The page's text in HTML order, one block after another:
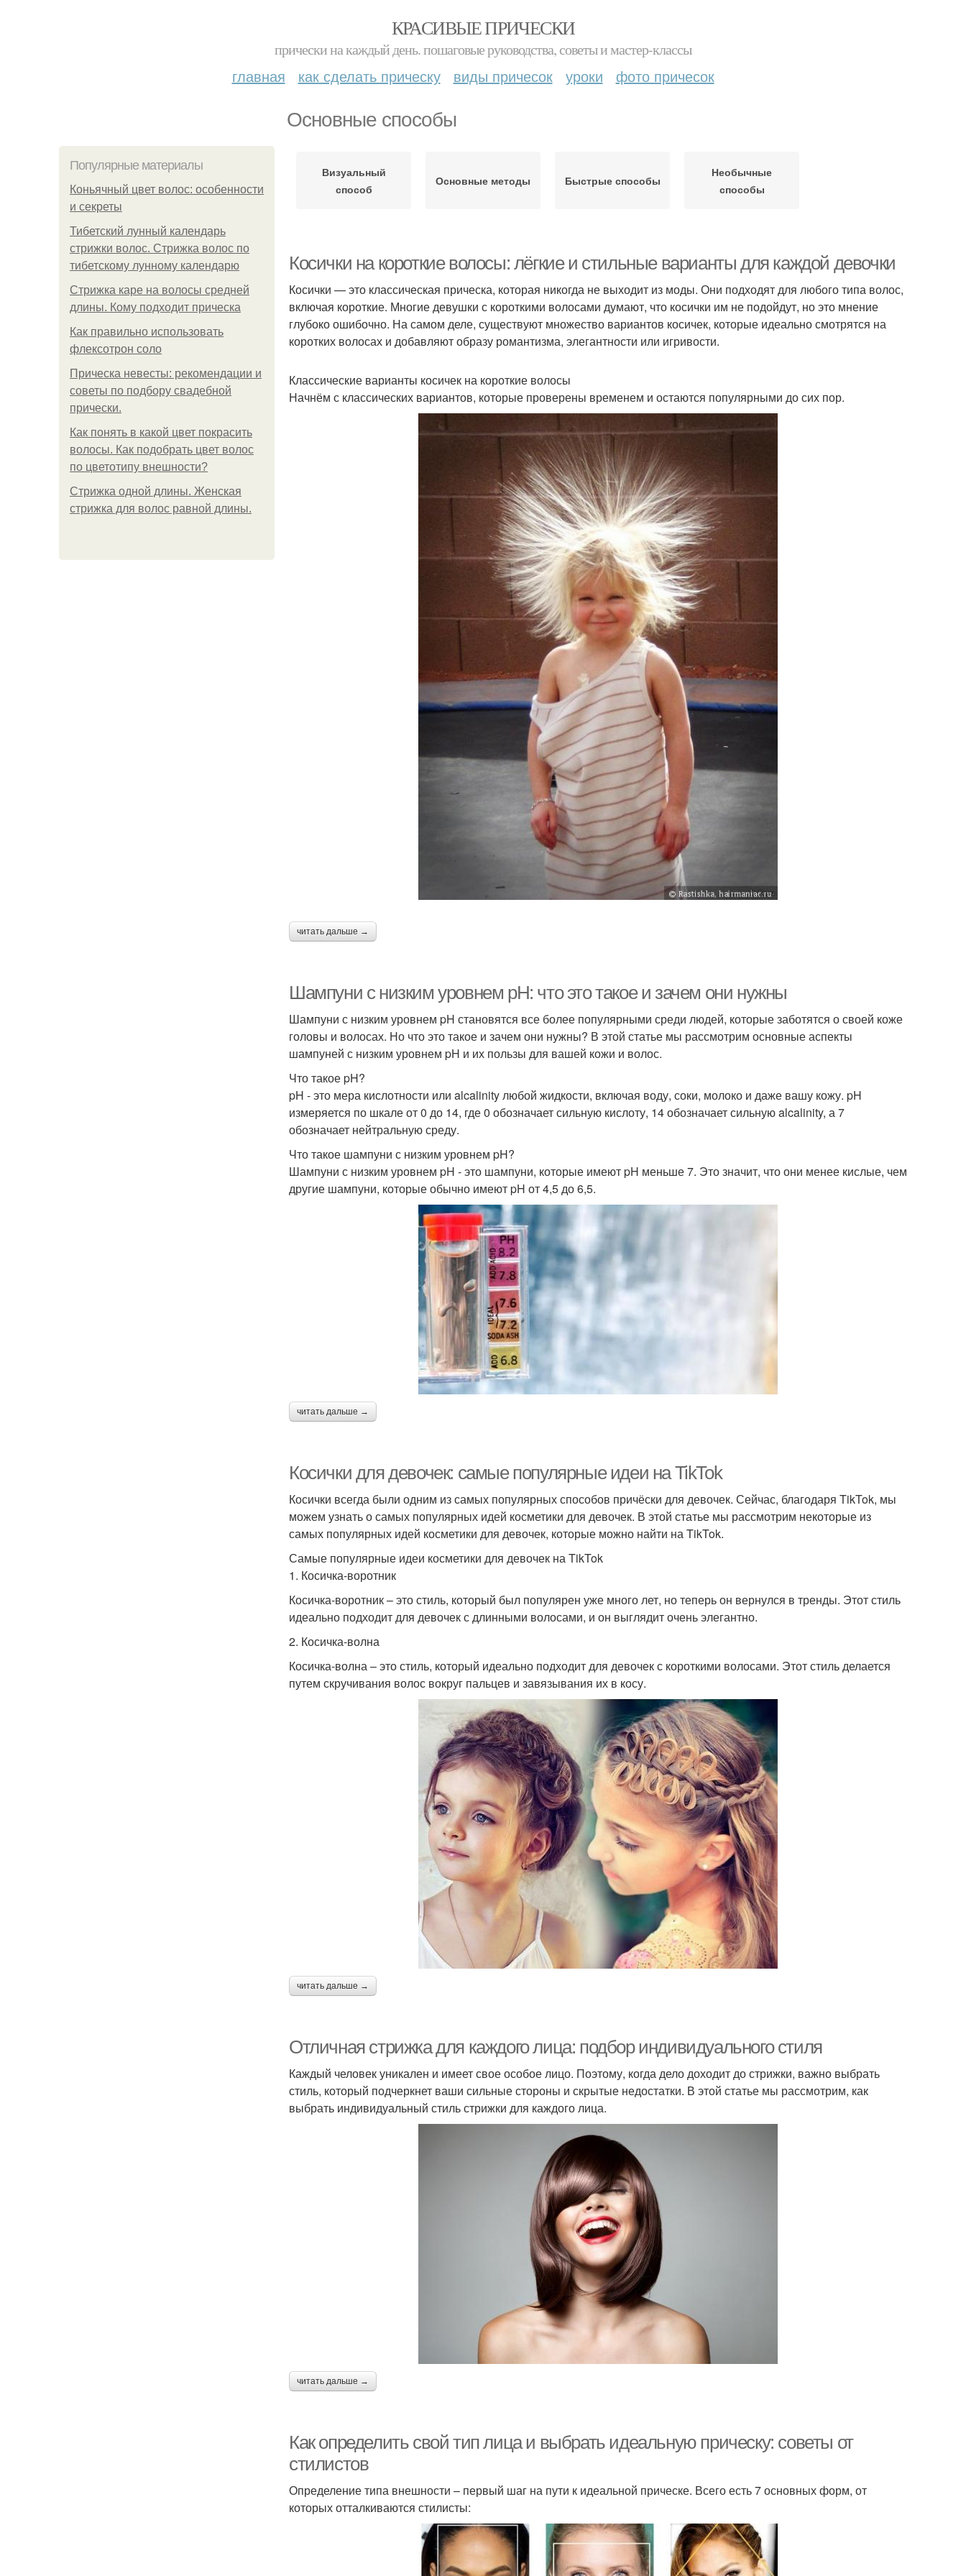
КРАСИВЫЕ ПРИЧЕСКИ
прически на каждый день. пошаговые руководства, советы и мастер-классы
главная как сделать прическу виды причесок уроки фото причесок
Основные способы
Популярные материалы
Коньячный цвет волос: особенности
и секреты
Тибетский лунный календарь
стрижки волос. Стрижка волос по
тибетскому лунному календарю
Стрижка каре на волосы средней
длины. Кому подходит прическа
Как правильно использовать
флексотрон соло
Прическа невесты: рекомендации и
советы по подбору свадебной
прически.
Как понять в какой цвет покрасить
волосы. Как подобрать цвет волос
по цветотипу внешности?
Стрижка одной длины. Женская
стрижка для волос равной длины.
Визуальный
способ
Основные методы Быстрые способы
Необычные
способы
Косички на короткие волосы: лёгкие и стильные варианты для каждой девочки
Косички — это классическая прическа, которая никогда не выходит из моды. Они подходят для любого типа волос,
включая короткие. Многие девушки с короткими волосами думают, что косички им не подойдут, но это мнение
глубоко ошибочно. На самом деле, существуют множество вариантов косичек, которые идеально смотрятся на
коротких волосах и добавляют образу романтизма, элегантности или игривости.
Классические варианты косичек на короткие волосы
Начнём с классических вариантов, которые проверены временем и остаются популярными до сих пор.
читать дальше →
Шампуни с низким уровнем pH: что это такое и зачем они нужны
Шампуни с низким уровнем pH становятся все более популярными среди людей, которые заботятся о своей коже
головы и волосах. Но что это такое и зачем они нужны? В этой статье мы рассмотрим основные аспекты
шампуней с низким уровнем pH и их пользы для вашей кожи и волос.
Что такое pH?
pH - это мера кислотности или alcalinity любой жидкости, включая воду, соки, молоко и даже вашу кожу. pH
измеряется по шкале от 0 до 14, где 0 обозначает сильную кислоту, 14 обозначает сильную alcalinity, а 7
обозначает нейтральную среду.
Что такое шампуни с низким уровнем pH?
Шампуни с низким уровнем pH - это шампуни, которые имеют pH меньше 7. Это значит, что они менее кислые, чем
другие шампуни, которые обычно имеют pH от 4,5 до 6,5.
читать дальше →
Косички для девочек: самые популярные идеи на TikTok
Косички всегда были одним из самых популярных способов причёски для девочек. Сейчас, благодаря TikTok, мы
можем узнать о самых популярных идей косметики для девочек. В этой статье мы рассмотрим некоторые из
самых популярных идей косметики для девочек, которые можно найти на TikTok.
Самые популярные идеи косметики для девочек на TikTok
1. Косичка-воротник
Косичка-воротник – это стиль, который был популярен уже много лет, но теперь он вернулся в тренды. Этот стиль
идеально подходит для девочек с длинными волосами, и он выглядит очень элегантно.
2. Косичка-волна
Косичка-волна – это стиль, который идеально подходит для девочек с короткими волосами. Этот стиль делается
путем скручивания волос вокруг пальцев и завязывания их в косу.
читать дальше →
Отличная стрижка для каждого лица: подбор индивидуального стиля
Каждый человек уникален и имеет свое особое лицо. Поэтому, когда дело доходит до стрижки, важно выбрать
стиль, который подчеркнет ваши сильные стороны и скрытые недостатки. В этой статье мы рассмотрим, как
выбрать индивидуальный стиль стрижки для каждого лица.
читать дальше →
Как определить свой тип лица и выбрать идеальную прическу: советы от
стилистов
Определение типа внешности – первый шаг на пути к идеальной прическе. Всего есть 7 основных форм, от
которых отталкиваются стилисты: